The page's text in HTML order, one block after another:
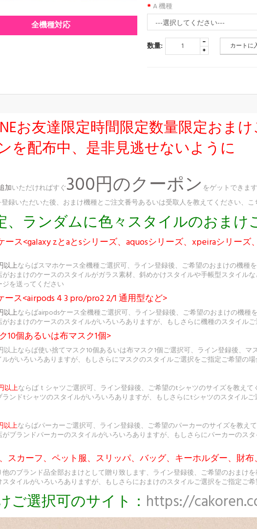
全機種対応
A 機種
数量: カートに
お友達限定時間限定数量限定おま
を配布中、是非見逃せないように
加いただければすぐ300円のクーポン をゲットできま
録いただいた後、おまけ機種とご注文番号あるいは受取人を教えてください、
、ランダムに色々スタイルのおま
ス<galaxy zとaとsシリーズ、aquosシリーズ、xpeiraシリー
以上ならばスマホケース全機種ご選択可、ライン登録後、ご希望のおまけの機
おまけのケースのスタイルがガラス素材、斜めかけスタイルや手帳型スタイル
を送ってください
ス<airpods 4 3 pro/pro2 2/1 通用型など>
以上ならばairpodsケース全機種ご選択可、ライン登録後、ご希望のおまけの機
おまけのケースのスタイルがいろいろありますが、もしさらに機種のスタイル
個あるいは布マスク1個>
以上ならば使い捨てマスク10個あるいは布マスク1個ご選択可、ライン登録後、
がいろいろありますが、もしさらにマスクのスタイルご選択をご指定ご希望の
以上ならばｔシャツご選択可、ライン登録後、ご希望のtシャツのサイズを教え
ンドtシャツのスタイルがいろいろありますが、もしさらにtシャツのスタイル
以上ならばパーカーご選択可、ライン登録後、ご希望のパーカーのサイズを教
ブランドパーカーのスタイルがいろいろありますが、もしさらにパーカーのス
スカーフ、ペット服、スリッパ、バッグ、キーホルダー、財
他のブランド品全部おまけとして贈り致します、ライン登録後、ご希望のおまけ
タイルがいろいろありますが、もしさらにおまけのスタイルご選択をご指定ご
ご選択可のサイト： https://